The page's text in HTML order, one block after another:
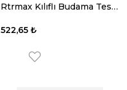
Rtrmax Kılıflı Budama Testeresi 300 Kalın Diş
522,65 ₺